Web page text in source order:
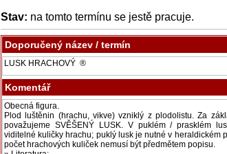
Stav: na tomto termínu se jestě pracuje.
Doporučený název / termín
Komentář